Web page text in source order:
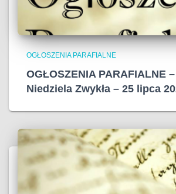
OGŁOSZENIA PARAFIALNE
OGŁOSZENIA PARAFIALNE
Niedziela Zwykła – 25 lipca